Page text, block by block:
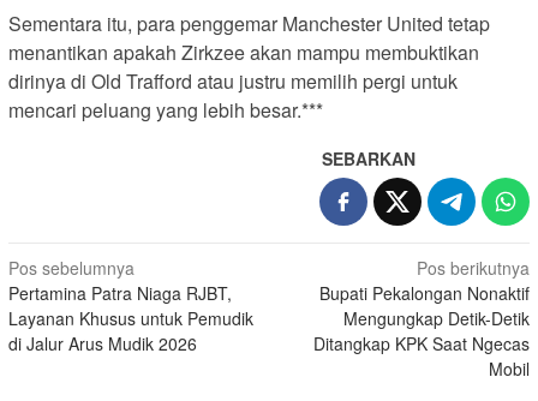
Sementara itu, para penggemar Manchester United tetap
menantikan apakah Zirkzee akan mampu membuktikan
dirinya di Old Trafford atau justru memilih pergi untuk
mencari peluang yang lebih besar.***
SEBARKAN
N
a
v
Pos sebelumnya
Pertamina Patra Niaga RJBT,
Layanan Khusus untuk Pemudik
di Jalur Arus Mudik 2026
Pos berikutnya
Bupati Pekalongan Nonaktif
Mengungkap Detik-Detik
Ditangkap KPK Saat Ngecas
Mobil